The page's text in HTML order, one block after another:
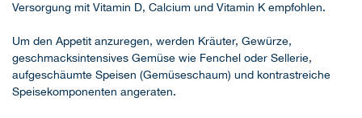
Versorgung mit Vitamin D, Calcium und Vitamin K empfohlen.
Um den Appetit anzuregen, werden Kräuter, Gewürze,
geschmacksintensives Gemüse wie Fenchel oder Sellerie,
aufgeschäumte Speisen (Gemüseschaum) und kontrastreiche
Speisekomponenten angeraten.